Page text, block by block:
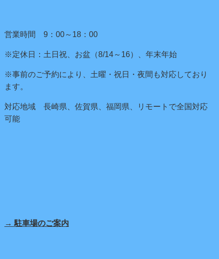
営業時間 9：00～18：00
※定休日：土日祝、お盆（8/14～16）、年末年始
※事前のご予約により、土曜・祝日・夜間も対応しており
ます。
対応地域 長崎県、佐賀県、福岡県、リモートで全国対応
可能
→ 駐車場のご案内